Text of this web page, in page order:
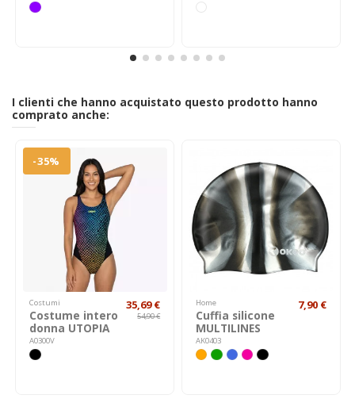
I clienti che hanno acquistato questo prodotto hanno
comprato anche:
-35%
Costumi
Costume intero
donna UTOPIA
A0300V
35,69 €
54,90 €
Home
Cuffia silicone
MULTILINES
AK0403
7,90 €